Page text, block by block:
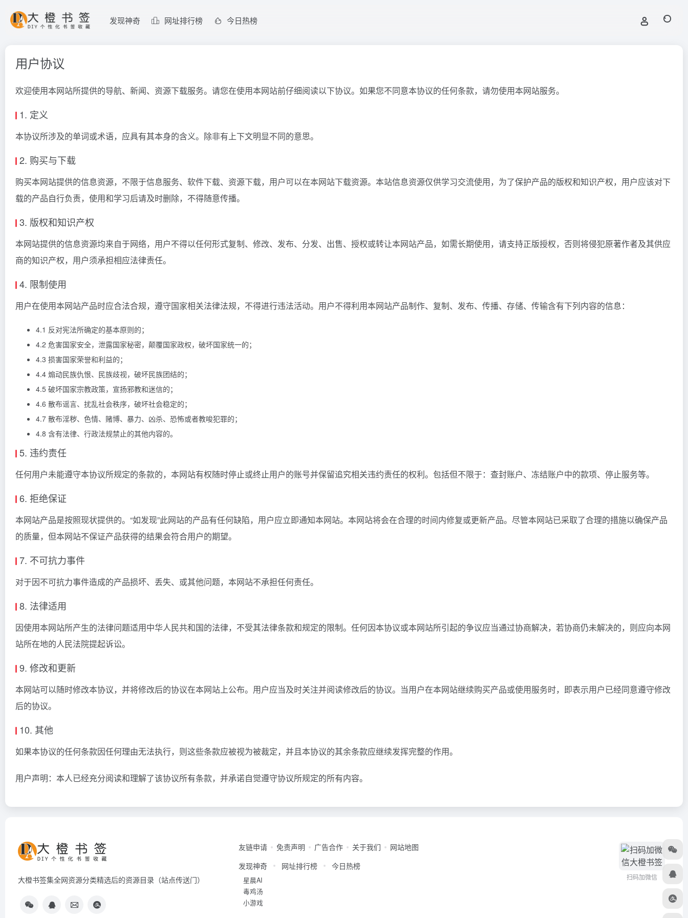
发现神奇 网址排行榜 今日热榜
用户协议
欢迎使用本网站所提供的导航、新闻、资源下载服务。请您在使用本网站前仔细阅读以下协议。如果您不同意本协议的任何条款，请勿使用本网站服务。
1. 定义
本协议所涉及的单词或术语，应具有其本身的含义。除非有上下文明显不同的意思。
2. 购买与下载
购买本网站提供的信息资源，不限于信息服务、软件下载、资源下载，用户可以在本网站下载资源。本站信息资源仅供学习交流使用，为了保护产品的版权和知识产权，用户应该对下
载的产品自行负责，使用和学习后请及时删除，不得随意传播。
3. 版权和知识产权
本网站提供的信息资源均来自于网络，用户不得以任何形式复制、修改、发布、分发、出售、授权或转让本网站产品，如需长期使用，请支持正版授权，否则将侵犯原著作者及其供应
商的知识产权，用户须承担相应法律责任。
4. 限制使用
用户在使用本网站产品时应合法合规，遵守国家相关法律法规，不得进行违法活动。用户不得利用本网站产品制作、复制、发布、传播、存储、传输含有下列内容的信息：
4.1 反对宪法所确定的基本原则的；
4.2 危害国家安全，泄露国家秘密，颠覆国家政权，破坏国家统一的；
4.3 损害国家荣誉和利益的；
4.4 煽动民族仇恨、民族歧视，破坏民族团结的；
4.5 破坏国家宗教政策，宣扬邪教和迷信的；
4.6 散布谣言、扰乱社会秩序，破坏社会稳定的；
4.7 散布淫秽、色情、赌博、暴力、凶杀、恐怖或者教唆犯罪的；
4.8 含有法律、行政法规禁止的其他内容的。
5. 违约责任
任何用户未能遵守本协议所规定的条款的，本网站有权随时停止或终止用户的账号并保留追究相关违约责任的权利。包括但不限于：查封账户、冻结账户中的款项、停止服务等。
6. 拒绝保证
本网站产品是按照现状提供的。“如发现”此网站的产品有任何缺陷，用户应立即通知本网站。本网站将会在合理的时间内修复或更新产品。尽管本网站已采取了合理的措施以确保产品
的质量，但本网站不保证产品获得的结果会符合用户的期望。
7. 不可抗力事件
对于因不可抗力事件造成的产品损坏、丢失、或其他问题，本网站不承担任何责任。
8. 法律适用
因使用本网站所产生的法律问题适用中华人民共和国的法律，不受其法律条款和规定的限制。任何因本协议或本网站所引起的争议应当通过协商解决，若协商仍未解决的，则应向本网
站所在地的人民法院提起诉讼。
9. 修改和更新
本网站可以随时修改本协议，并将修改后的协议在本网站上公布。用户应当及时关注并阅读修改后的协议。当用户在本网站继续购买产品或使用服务时，即表示用户已经同意遵守修改
后的协议。
10. 其他
如果本协议的任何条款因任何理由无法执行，则这些条款应被视为被裁定，并且本协议的其余条款应继续发挥完整的作用。
用户声明：本人已经充分阅读和理解了该协议所有条款，并承诺自觉遵守协议所规定的所有内容。
大橙书签集全网资源分类精选后的资源目录（站点传送门）
友链申请 免责声明 广告合作 关于我们
网站地图
发现神奇
星晨AI
毒鸡汤
小游戏
网址排行榜 今日热榜
扫码加微信